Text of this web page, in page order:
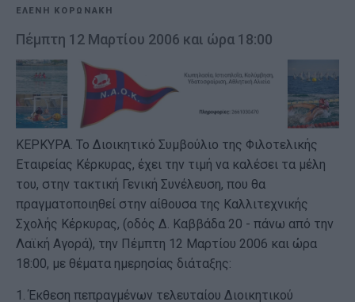
ΕΛΕΝΗ ΚΟΡΩΝΑΚΗ
Πέμπτη 12 Μαρτίου 2006 και ώρα 18:00
ΚΕΡΚΥΡΑ. Το Διοικητικό Συμβούλιο της Φιλοτελικής
Εταιρείας Κέρκυρας, έχει την τιμή να καλέσει τα μέλη
του, στην τακτική Γενική Συνέλευση, που θα
πραγματοποιηθεί στην αίθουσα της Καλλιτεχνικής
Σχολής Κέρκυρας, (οδός Δ. Καββάδα 20 - πάνω από την
Λαϊκή Αγορά), την Πέμπτη 12 Μαρτίου 2006 και ώρα
18:00, με θέματα ημερησίας διάταξης:
1. Έκθεση πεπραγμένων τελευταίου Διοικητικού